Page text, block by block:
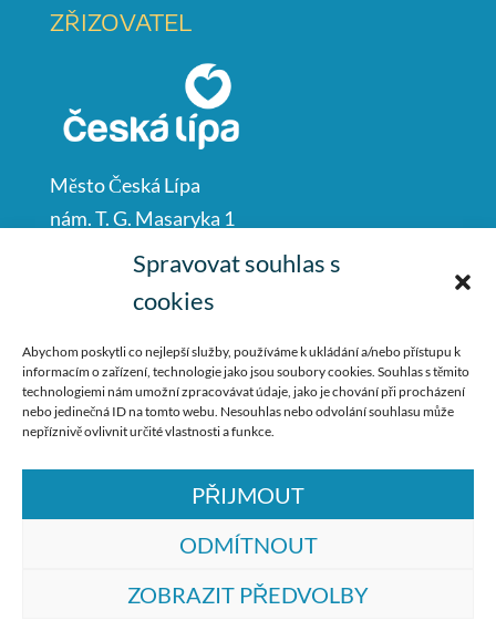
Spravovat souhlas s
cookies
Abychom poskytli co nejlepší služby, používáme k ukládání a/nebo přístupu k
informacím o zařízení, technologie jako jsou soubory cookies. Souhlas s těmito
technologiemi nám umožní zpracovávat údaje, jako je chování při procházení
nebo jedinečná ID na tomto webu. Nesouhlas nebo odvolání souhlasu může
nepříznivě ovlivnit určité vlastnosti a funkce.
PŘIJMOUT
ODMÍTNOUT
ZOBRAZIT PŘEDVOLBY
ZŘIZOVATEL
Město Česká Lípa
nám. T. G. Masaryka 1
Česká Lípa
487 881 111
podatelna@mucl.cz